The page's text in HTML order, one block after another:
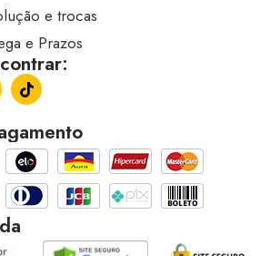
e trocas
e Prazos